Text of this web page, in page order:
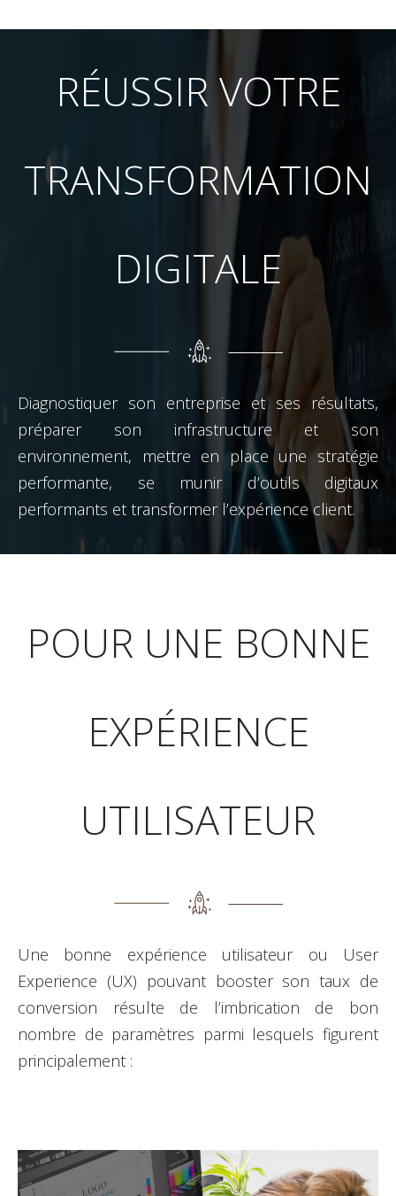
RÉUSSIR VOTRE
TRANSFORMATION
DIGITALE
Diagnostiquer son entreprise et ses résultats,
préparer son infrastructure et son
environnement, mettre en place une stratégie
performante, se munir d’outils digitaux
performants et transformer l’expérience client.
POUR UNE BONNE
EXPÉRIENCE
UTILISATEUR
Une bonne expérience utilisateur ou User
Experience (UX) pouvant booster son taux de
conversion résulte de l’imbrication de bon
nombre de paramètres parmi lesquels figurent
principalement :